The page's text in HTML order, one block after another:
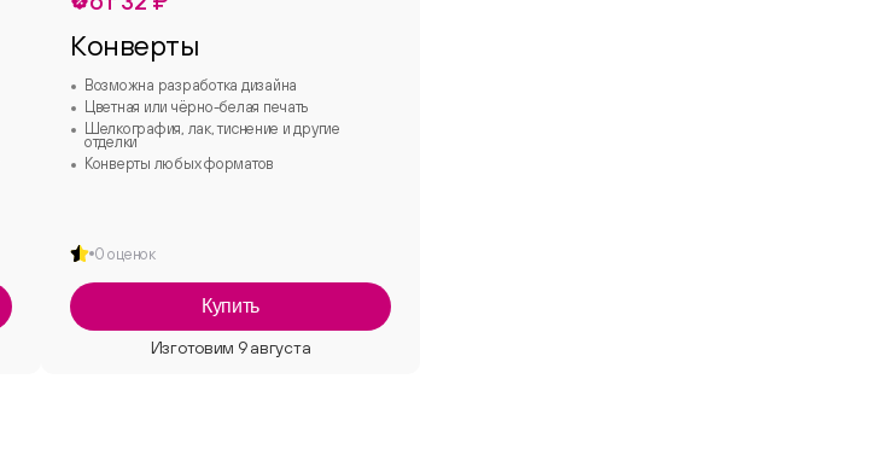
Конверты
Возможна разработка дизайна
Цветная или чёрно-белая печать
Шелкография, лак, тиснение и другие
отделки
Конверты любых форматов
0 оценок
Купить